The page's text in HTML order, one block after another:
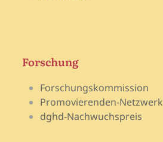
Forschung
Forschungskommission
Promovierenden-Netzwerk
dghd-Nachwuchspreis